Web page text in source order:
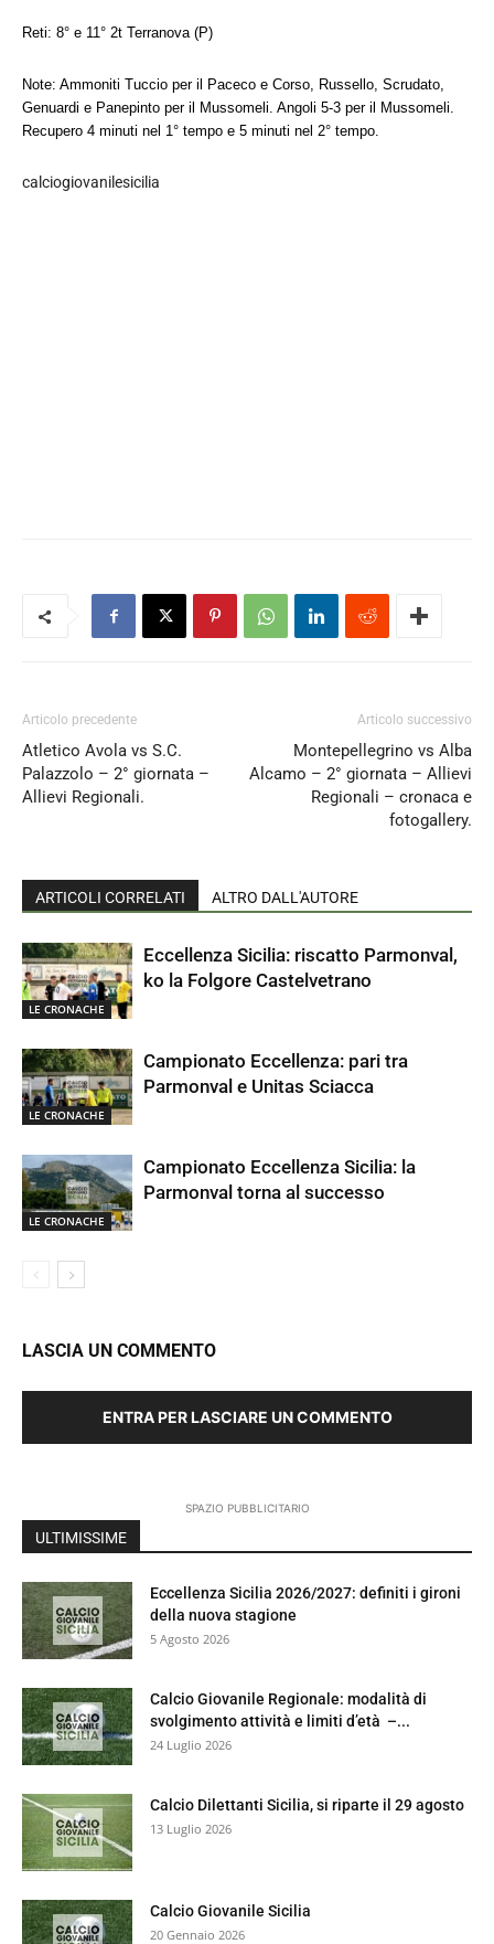
Reti: 8° e 11° 2t Terranova (P)
Note: Ammoniti Tuccio per il Paceco e Corso, Russello, Scrudato,
Genuardi e Panepinto per il Mussomeli. Angoli 5-3 per il Mussomeli.
Recupero 4 minuti nel 1° tempo e 5 minuti nel 2° tempo.
calciogiovanilesicilia
Articolo precedente
Atletico Avola vs S.C.
Palazzolo – 2° giornata –
Allievi Regionali.
Articolo successivo
Montepellegrino vs Alba
Alcamo – 2° giornata – Allievi
Regionali – cronaca e
fotogallery.
ARTICOLI CORRELATI ALTRO DALL'AUTORE
LE CRONACHE
Eccellenza Sicilia: riscatto Parmonval,
ko la Folgore Castelvetrano
LE CRONACHE
Campionato Eccellenza: pari tra
Parmonval e Unitas Sciacca
LE CRONACHE
Campionato Eccellenza Sicilia: la
Parmonval torna al successo
LASCIA UN COMMENTO
ENTRA PER LASCIARE UN COMMENTO
SPAZIO PUBBLICITARIO
ULTIMISSIME
Eccellenza Sicilia 2026/2027: definiti i gironi
della nuova stagione
5 Agosto 2026
Calcio Giovanile Regionale: modalità di
svolgimento attività e limiti d’età –...
24 Luglio 2026
Calcio Dilettanti Sicilia, si riparte il 29 agosto
13 Luglio 2026
Calcio Giovanile Sicilia
20 Gennaio 2026